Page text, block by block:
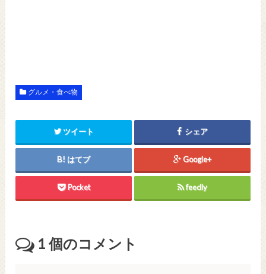
グルメ・食べ物
ツイート シェア
はてブ Google+
Pocket feedly
1個のコメント